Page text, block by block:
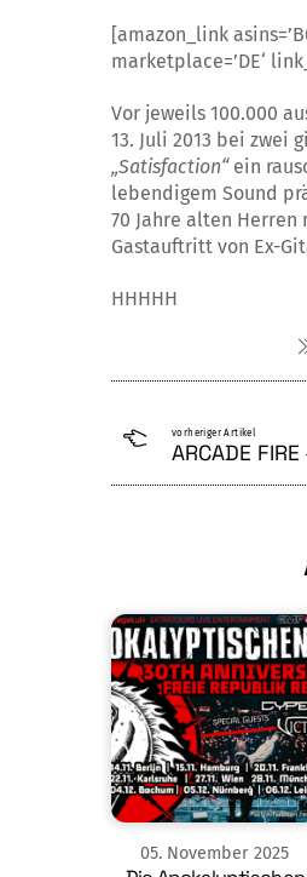
[amazon_link
marketplace=’DE‘
Vor jeweils 100.000
13. Juli 2013 bei zwei
„Sa­tis­faction“ein
lebendigem Sound
70 Jahre alten Herren
Gastauftritt von Ex-
vorheriger Artikel
ARCADE
05. November 2025